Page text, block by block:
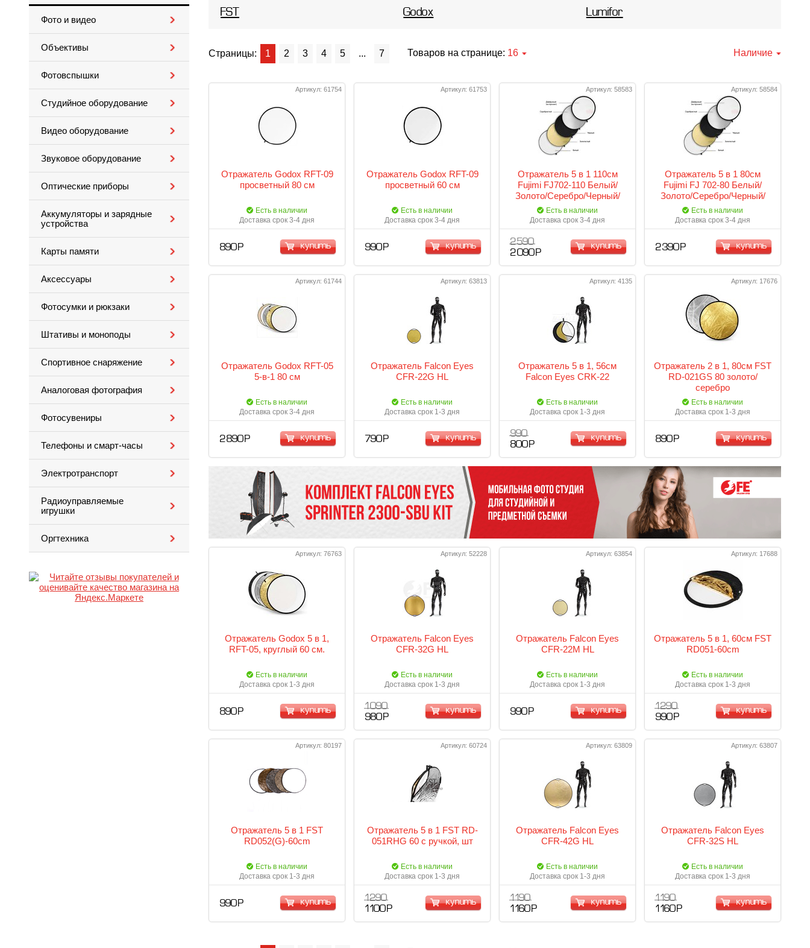
Фото и видео
Объективы
Фотовспышки
Студийное оборудование
Видео оборудование
Звуковое оборудование
Оптические приборы
Аккумуляторы и зарядные
устройства
Карты памяти
Аксессуары
Фотосумки и рюкзаки
Штативы и моноподы
Спортивное снаряжение
Аналоговая фотография
Фотосувениры
Телефоны и смарт-часы
Электротранспорт
Радиоуправляемые
игрушки
Оргтехника
FST Godox Lumifor
Страницы: 1 2 3 4 5 ... 7 Товаров на странице: 16 Наличие
Артикул: 61754
Отражатель Godox RFT-09
просветный 80 см
Есть в наличии
Доставка срок 3-4 дня
890 Р купить
Артикул: 61753
Отражатель Godox RFT-09
просветный 60 см
Есть в наличии
Доставка срок 3-4 дня
990 Р купить
Артикул: 58583
Отражатель 5 в 1 110см
Fujimi FJ702-110 Белый/
Золото/Серебро/Черный/
Рассеиватель
Есть в наличии
Доставка срок 3-4 дня
2 590
2 090 Р
купить
Артикул: 58584
Отражатель 5 в 1 80см
Fujimi FJ 702-80 Белый/
Золото/Серебро/Черный/
Рассеиватель
Есть в наличии
Доставка срок 3-4 дня
2 390 Р купить
Артикул: 61744
Отражатель Godox RFT-05
5-в-1 80 см
Есть в наличии
Доставка срок 3-4 дня
2 890 Р купить
Артикул: 63813
Отражатель Falcon Eyes
CFR-22G HL
Есть в наличии
Доставка срок 1-3 дня
790 Р купить
Артикул: 4135
Отражатель 5 в 1, 56см
Falcon Eyes CRK-22
Есть в наличии
Доставка срок 1-3 дня
990
800 Р
купить
Артикул: 17676
Отражатель 2 в 1, 80см FST
RD-021GS 80 золото/
серебро
Есть в наличии
Доставка срок 1-3 дня
890 Р купить
Артикул: 76763
Отражатель Godox 5 в 1,
RFT-05, круглый 60 см.
Есть в наличии
Доставка срок 1-3 дня
890 Р купить
Артикул: 52228
Отражатель Falcon Eyes
CFR-32G HL
Есть в наличии
Доставка срок 1-3 дня
1 090
980 Р
купить
Артикул: 63854
Отражатель Falcon Eyes
CFR-22M HL
Есть в наличии
Доставка срок 1-3 дня
990 Р купить
Артикул: 17688
Отражатель 5 в 1, 60см FST
RD051-60cm
Есть в наличии
Доставка срок 1-3 дня
1 290
990 Р
купить
Артикул: 80197
Отражатель 5 в 1 FST
RD052(G)-60cm
Есть в наличии
Доставка срок 1-3 дня
990 Р купить
Артикул: 60724
Отражатель 5 в 1 FST RD-
051RHG 60 c ручкой, шт
Есть в наличии
Доставка срок 1-3 дня
1 290
1 100 Р
купить
Артикул: 63809
Отражатель Falcon Eyes
CFR-42G HL
Есть в наличии
Доставка срок 1-3 дня
1 190
1 160 Р
купить
Артикул: 63807
Отражатель Falcon Eyes
CFR-32S HL
Есть в наличии
Доставка срок 1-3 дня
1 190
1 160 Р
купить